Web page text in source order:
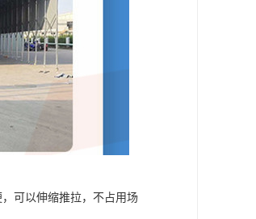
可以伸缩推拉，不占用场